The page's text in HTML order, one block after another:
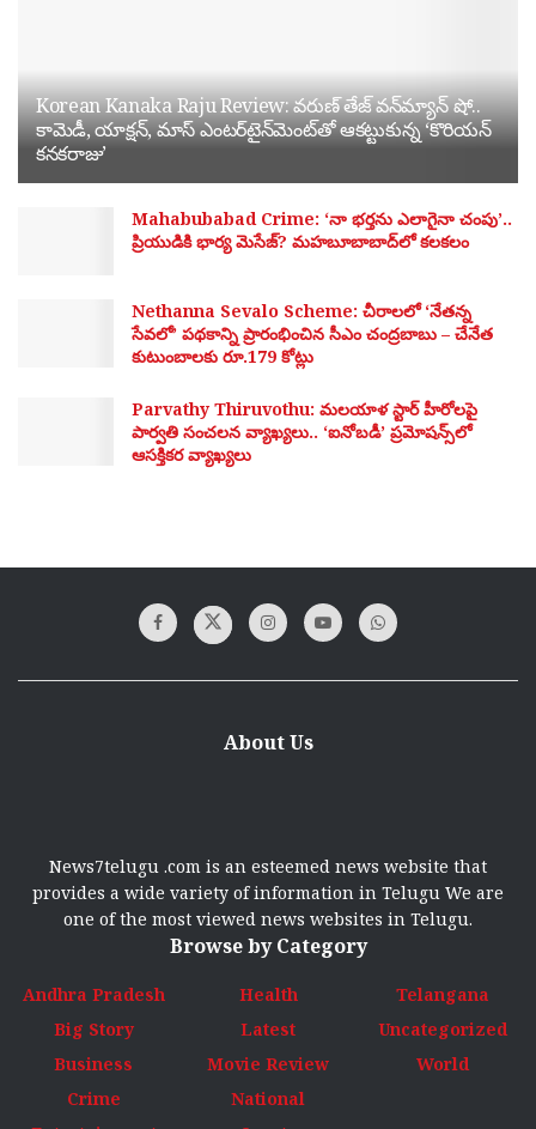
Korean Kanaka Raju Review: వరుణ్ తేజ్ వన్‌మ్యాన్ షో..
కామెడీ, యాక్షన్, మాస్ ఎంటర్‌టైన్‌మెంట్‌తో ఆకట్టుకున్న ‘కొరియన్
కనకరాజు’
Mahabubabad Crime: ‘నా భర్తను ఎలాగైనా చంపు’..
ప్రియుడికి భార్య మెసేజ్? మహబూబాబాద్‌లో కలకలం
Nethanna Sevalo Scheme: చీరాలలో ‘నేతన్న
సేవలో’ పథకాన్ని ప్రారంభించిన సీఎం చంద్రబాబు – చేనేత
కుటుంబాలకు రూ.179 కోట్లు
Parvathy Thiruvothu: మలయాళ స్టార్ హీరోలపై
పార్వతి సంచలన వ్యాఖ్యలు.. ‘ఐనోబడీ’ ప్రమోషన్స్‌లో
ఆసక్తికర వ్యాఖ్యలు
About Us
News7telugu .com is an esteemed news website that
provides a wide variety of information in Telugu We are
one of the most viewed news websites in Telugu.
Browse by Category
Andhra Pradesh
Big Story
Business
Crime
Health
Latest
Movie Review
National
Telangana
Uncategorized
World